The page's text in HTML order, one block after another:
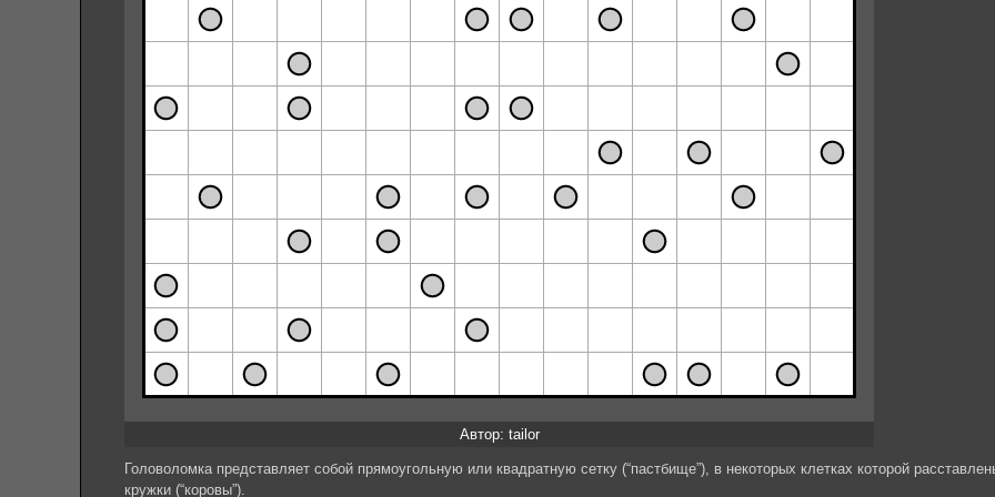
Автор: tailor
Головоломка представляет собой прямоугольную или квадратную сетку (“пастбище”), в некоторых клетках которой
кружки (“коровы”).